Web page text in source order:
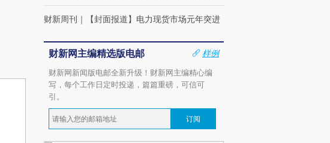
财新周刊 ｜ 【封面报道】电力现货市场元年突进
财新网主编精选版电邮
样例
财新网新闻版电邮全新升级！财新网主编精心编
写，每个工作日定时投递，篇篇重磅，可信可
引。
订阅